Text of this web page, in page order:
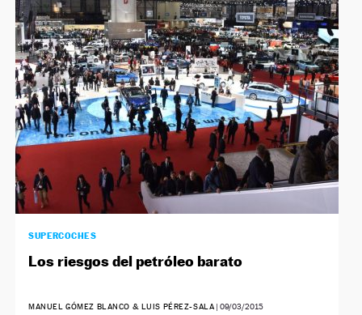
SUPERCOCHES
Los riesgos del petróleo barato
MANUEL GÓMEZ BLANCO & LUIS PÉREZ-SALA |09/03/2015